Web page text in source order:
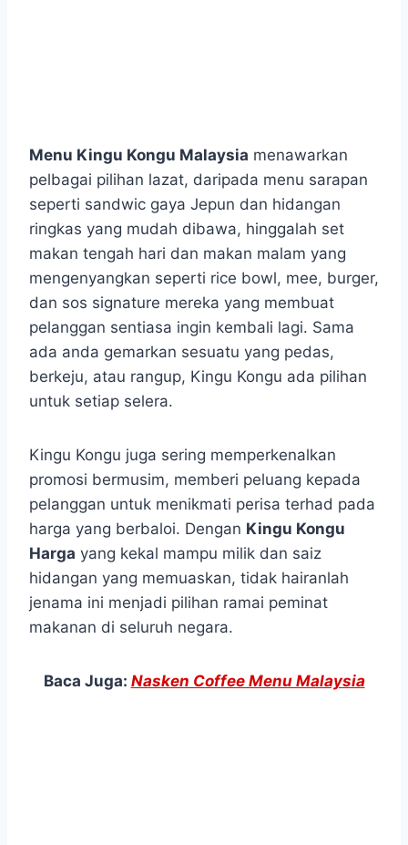
Menu Kingu Kongu Malaysia menawarkan
pelbagai pilihan lazat, daripada menu sarapan
seperti sandwic gaya Jepun dan hidangan
ringkas yang mudah dibawa, hinggalah set
makan tengah hari dan makan malam yang
mengenyangkan seperti rice bowl, mee, burger,
dan sos signature mereka yang membuat
pelanggan sentiasa ingin kembali lagi. Sama
ada anda gemarkan sesuatu yang pedas,
berkeju, atau rangup, Kingu Kongu ada pilihan
untuk setiap selera.
Kingu Kongu juga sering memperkenalkan
promosi bermusim, memberi peluang kepada
pelanggan untuk menikmati perisa terhad pada
harga yang berbaloi. Dengan Kingu Kongu
Harga yang kekal mampu milik dan saiz
hidangan yang memuaskan, tidak hairanlah
jenama ini menjadi pilihan ramai peminat
makanan di seluruh negara.
Baca Juga: Nasken Coffee Menu Malaysia